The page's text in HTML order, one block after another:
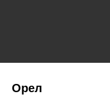
Орел